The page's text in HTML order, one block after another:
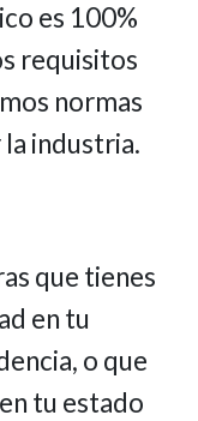
es 100%
requisitos
normas
industria.
que tienes
en tu
o que
tu estado